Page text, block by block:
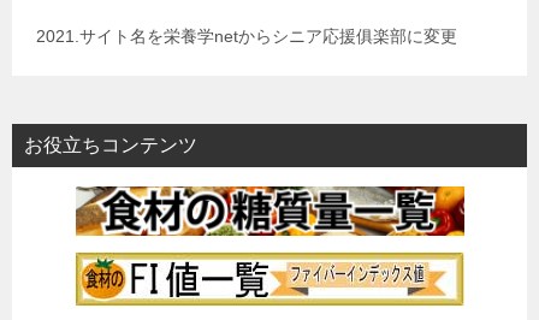
2021.サイト名を栄養学netからシニア応援俱楽部に変更
お役立ちコンテンツ